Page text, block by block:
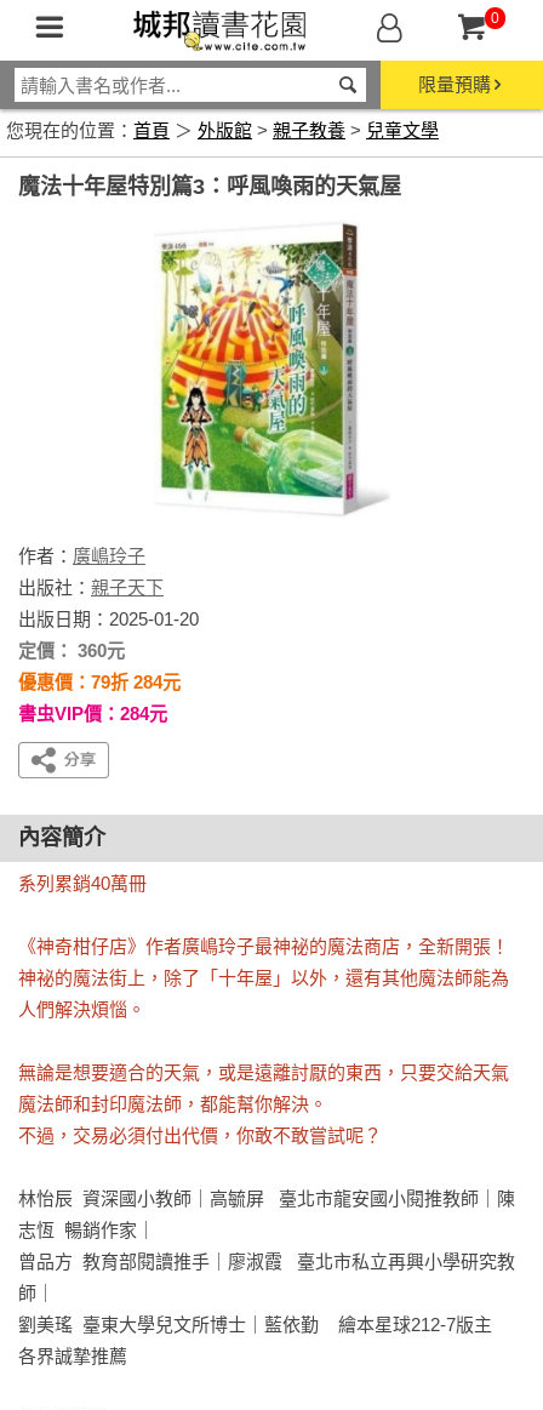
0
限量預購
您現在的位置： 首頁 ＞ 外版館 > 親子教養 > 兒童文學
魔法十年屋特別篇3：呼風喚雨的天氣屋
作者： 廣嶋玲子
出版社： 親子天下
出版日期：2025-01-20
定價： 360元
優惠價：79折 284元
書虫VIP價：284元
內容簡介
系列累銷40萬冊
《神奇柑仔店》作者廣嶋玲子最神祕的魔法商店，全新開張！
神祕的魔法街上，除了「十年屋」以外，還有其他魔法師能為
人們解決煩惱。
無論是想要適合的天氣，或是遠離討厭的東西，只要交給天氣
魔法師和封印魔法師，都能幫你解決。
不過，交易必須付出代價，你敢不敢嘗試呢？
林怡辰  資深國小教師｜高毓屏   臺北市龍安國小閱推教師｜陳
志恆  暢銷作家｜
曾品方  教育部閱讀推手｜廖淑霞   臺北市私立再興小學研究教
師｜
劉美瑤  臺東大學兒文所博士｜藍依勤    繪本星球212-7版主
各界誠摯推薦